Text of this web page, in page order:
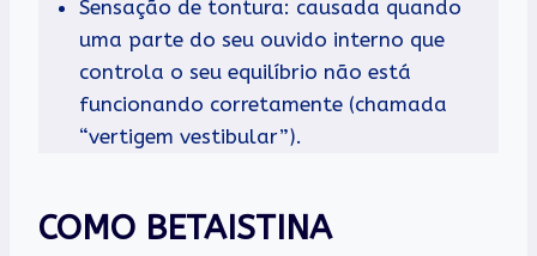
Sensação de tontura: causada quando
uma parte do seu ouvido interno que
controla o seu equilíbrio não está
funcionando corretamente (chamada
“vertigem vestibular”).
COMO BETAISTINA